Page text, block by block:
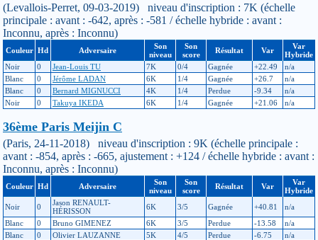
(Levallois-Perret, 09-03-2019) niveau d'inscription : 7K (échelle
principale : avant : -642, après : -581 / échelle hybride : avant :
Inconnu, après : Inconnu)
Couleur Hd Adversaire
Son
niveau
Son
score
Résultat Var
Var
Hybride
Noir
0 Jean-Louis TU 7K 0/4 Gagnée +22.49
n/a
Blanc
0 Jérôme LADAN 6K 1/4 Gagnée +26.7
n/a
Blanc
0 Bernard MIGNUCCI 4K 1/4 Perdue -9.34
n/a
Noir
0 Takuya IKEDA 6K 1/4 Gagnée +21.06 n/a
36ème Paris Meijin C
(Paris, 24-11-2018) niveau d'inscription : 9K (échelle principale :
avant : -854, après : -665, ajustement : +124 / échelle hybride : avant :
Inconnu, après : Inconnu)
Couleur Hd Adversaire
Son
niveau
Son
score
Résultat Var
Var
Hybride
Noir
0
Jason RENAULT-
HÉRISSON
6K 3/5 Gagnée +40.81
n/a
Blanc
0 Bruno GIMENEZ 6K 3/5 Perdue -13.58
n/a
Blanc
0 Olivier LAUZANNE 5K 4/5 Perdue -6.75
n/a